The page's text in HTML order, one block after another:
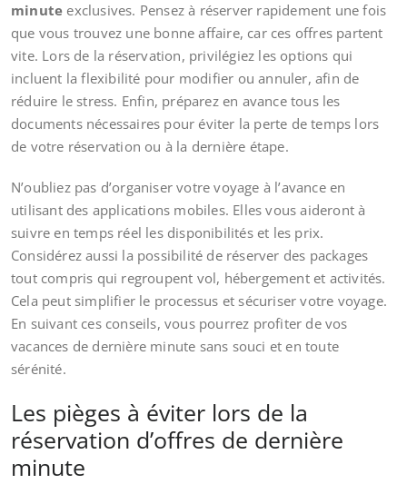
minute exclusives. Pensez à réserver rapidement une fois
que vous trouvez une bonne affaire, car ces offres partent
vite. Lors de la réservation, privilégiez les options qui
incluent la flexibilité pour modifier ou annuler, afin de
réduire le stress. Enfin, préparez en avance tous les
documents nécessaires pour éviter la perte de temps lors
de votre réservation ou à la dernière étape.
N’oubliez pas d’organiser votre voyage à l’avance en
utilisant des applications mobiles. Elles vous aideront à
suivre en temps réel les disponibilités et les prix.
Considérez aussi la possibilité de réserver des packages
tout compris qui regroupent vol, hébergement et activités.
Cela peut simplifier le processus et sécuriser votre voyage.
En suivant ces conseils, vous pourrez profiter de vos
vacances de dernière minute sans souci et en toute
sérénité.
Les pièges à éviter lors de la
réservation d’offres de dernière
minute